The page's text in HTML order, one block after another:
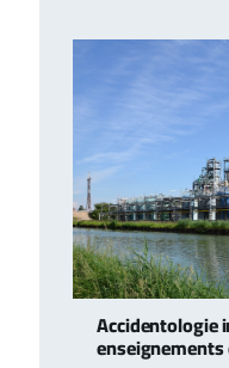
Accidentologie
enseignements